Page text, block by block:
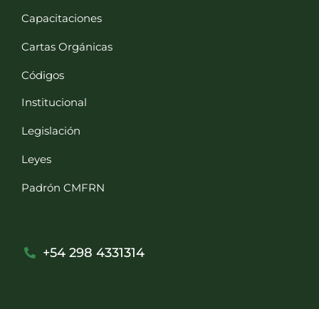
Capacitaciones
Cartas Orgánicas
Códigos
Institucional
Legislación
Leyes
Padrón CMFRN
+54 298 4331314